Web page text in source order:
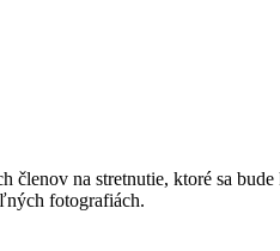
členov na stretnutie, ktoré sa
fotografiách.